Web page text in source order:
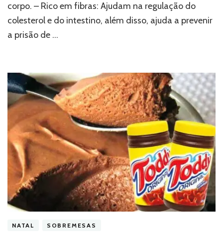
corpo. – Rico em fibras: Ajudam na regulação do
colesterol e do intestino, além disso, ajuda a prevenir
a prisão de …
NATAL SOBREMESAS